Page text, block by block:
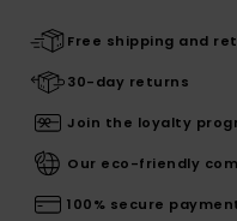
Free shipping and
30-day returns
Join the loyalty
Our eco-friendly
100% secure